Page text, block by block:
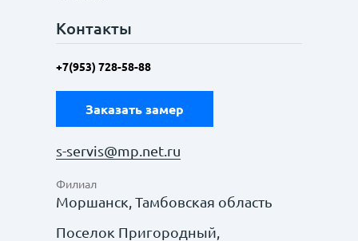
Контакты
+7(953) 728-58-88
Заказать замер
s-servis@mp.net.ru
Филиал
Моршанск, Тамбовская область
Поселок Пригородный,